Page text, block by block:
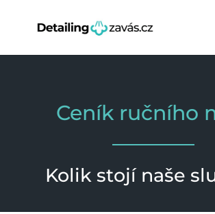
Ceník ručního
Kolik stojí naše